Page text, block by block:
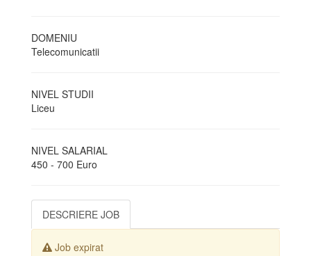
DOMENIU
Telecomunicatii
NIVEL STUDII
Liceu
NIVEL SALARIAL
450 - 700 Euro
DESCRIERE JOB
Job expirat